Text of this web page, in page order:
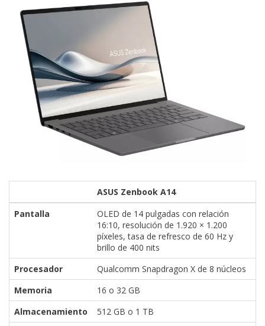
ASUS Zenbook A14
Pantalla
OLED de 14 pulgadas con relación
16:10, resolución de 1.920 × 1.200
píxeles, tasa de refresco de 60 Hz y
brillo de 400 nits
Procesador
Qualcomm Snapdragon X de 8 núcleos
Memoria
16 o 32 GB
Almacenamiento
512 GB o 1 TB